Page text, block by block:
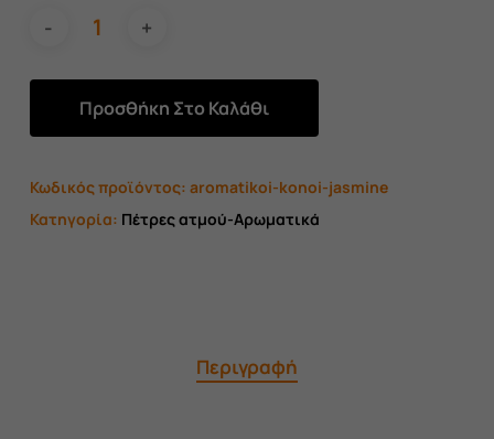
Προσθήκη Στο Καλάθι
Κωδικός προϊόντος: aromatikoi-konoi-jasmine
Κατηγορία: Πέτρες ατμού-Αρωματικά
Περιγραφή